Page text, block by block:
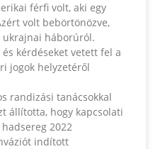
férfi volt, aki egy
volt bebörtönözve,
ukrajnai háborúról.
kérdéseket vetett fel a
jogok helyzetéről
randizási tanácsokkal
állította, hogy kapcsolati
2022
indított